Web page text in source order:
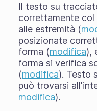
Il testo su
correttamente
alle estremità (
posizionate
forma (modifica),
forma si verifica
(modifica). Testo
può trovarsi
modifica).